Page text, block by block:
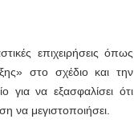
επιχειρήσεις όπως
στο σχέδιο και την
για να εξασφαλίσει ότι
να μεγιστοποιήσει.